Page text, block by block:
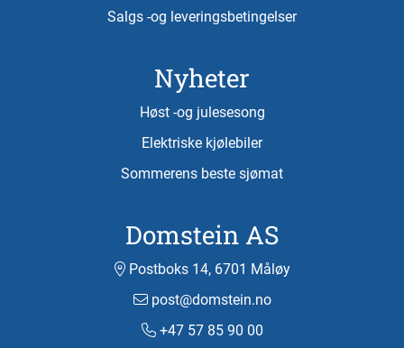
Salgs -og leveringsbetingelser
Nyheter
Høst -og julesesong
Elektriske kjølebiler
Sommerens beste sjømat
Domstein AS
Postboks 14, 6701 Måløy
post@domstein.no
+47 57 85 90 00